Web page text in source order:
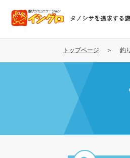
コ
テ
タノシサを追求する
トップページ 釣